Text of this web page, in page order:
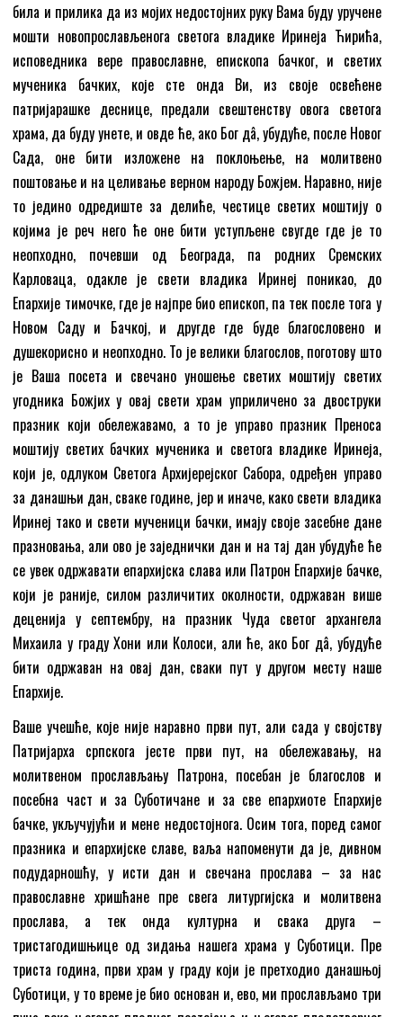
била и прилика да из мојих недостојних руку Вама буду уручене
мошти новопрослављенога светога владике Иринеја Ћирића,
исповедника вере православне, епископа бачког, и светих
мученика бачких, које сте онда Ви, из своје освећене
патријарашке деснице, предали свештенству овога светога
храма, да буду унете, и овде ће, ако Бог дâ, убудуће, после Новог
Сада, оне бити изложене на поклоњење, на молитвено
поштовање и на целивање верном народу Божјем. Наравно, није
то једино одредиште за делиће, честице светих моштију о
којима је реч него ће оне бити уступљене свугде где је то
неопходно, почевши од Београда, па родних Сремских
Карловаца, одакле је свети владика Иринеј поникао, до
Епархије тимочке, где је најпре био епископ, па тек после тога у
Новом Саду и Бачкој, и другде где буде благословено и
душекорисно и неопходно. То је велики благослов, поготову што
је Ваша посета и свечано уношење светих моштију светих
угодника Божјих у овај свети храм уприличено за двоструки
празник који обележавамо, а то је управо празник Преноса
моштију светих бачких мученика и светога владике Иринеја,
који је, одлуком Светога Архијерејског Сабора, одређен управо
за данашњи дан, сваке године, јер и иначе, како свети владика
Иринеј тако и свети мученици бачки, имају своје засебне дане
празновања, али ово је заједнички дан и на тај дан убудуће ће
се увек одржавати епархијска слава или Патрон Епархије бачке,
који је раније, силом различитих околности, одржаван више
деценија у септембру, на празник Чуда светог архангела
Михаила у граду Хони или Колоси, али ће, ако Бог дâ, убудуће
бити одржаван на овај дан, сваки пут у другом месту наше
Епархије.
Ваше учешће, које није наравно први пут, али сада у својству
Патријарха српскога јесте први пут, на обележавању, на
молитвеном прослављању Патрона, посебан је благослов и
посебна част и за Суботичане и за све епархиоте Епархије
бачке, укључујући и мене недостојнога. Осим тога, поред самог
празника и епархијске славе, ваља напоменути да је, дивном
подударношћу, у исти дан и свечана прослава – за нас
православне хришћане пре свега литургијска и молитвена
прослава, а тек онда културна и свака друга –
тристагодишњице од зидања нашега храма у Суботици. Пре
триста година, први храм у граду који је претходио данашњој
Суботици, у то време је био основан и, ево, ми прослављамо три